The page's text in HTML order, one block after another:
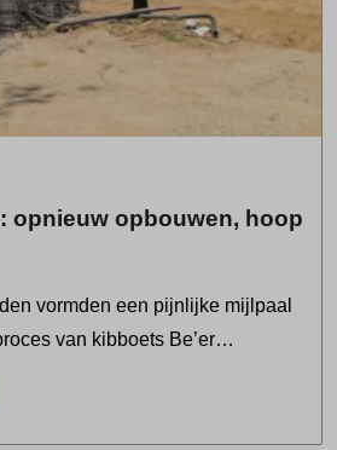
opnieuw opbouwen, hoop
vormden een pijnlijke mijlpaal
van kibboets Be’er…